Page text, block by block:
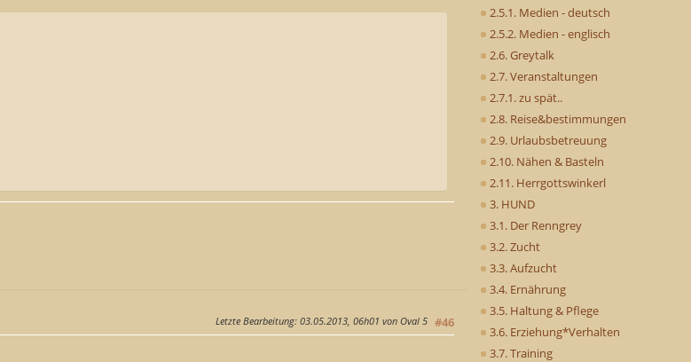
2.5.1. Medien - deutsch
2.5.2. Medien - englisch
2.6. Greytalk
2.7. Veranstaltungen
2.7.1. zu spät..
2.8. Reise&bestimmungen
2.9. Urlaubsbetreuung
2.10. Nähen & Basteln
2.11. Herrgottswinkerl
3. HUND
3.1. Der Renngrey
3.2. Zucht
3.3. Aufzucht
3.4. Ernährung
3.5. Haltung & Pflege
3.6. Erziehung*Verhalten
3.7. Training
#46
Letzte Bearbeitung: 03.05.2013, 06h01 von Oval 5